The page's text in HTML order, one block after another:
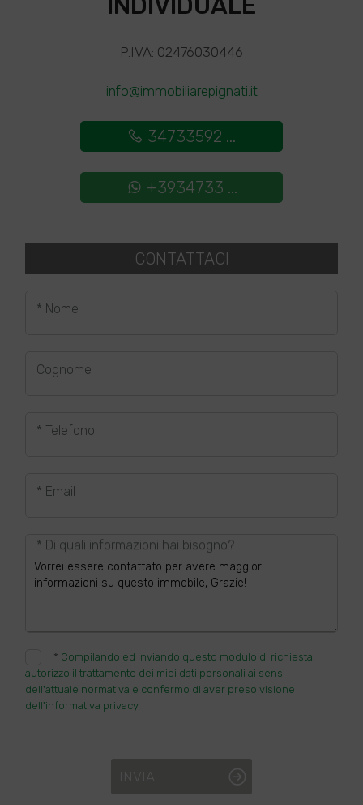
P.IVA: 02476030446
info@immobiliarepignati.it
34733592 ...
+3934733 ...
CONTATTACI
* Nome
Cognome
* Telefono
* Email
* Di quali informazioni hai bisogno?
* Compilando ed inviando questo modulo di richiesta,
autorizzo il trattamento dei miei dati personali ai sensi
dell'attuale normativa e confermo di aver preso visione
dell'informativa privacy.